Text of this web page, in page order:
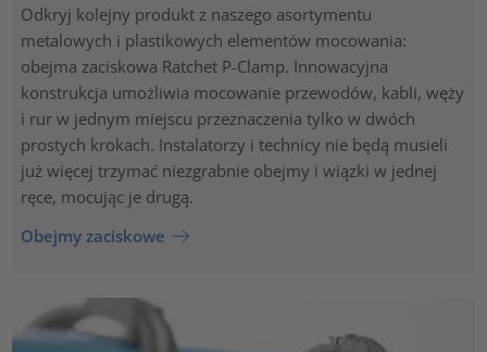
Odkryj kolejny produkt z naszego asortymentu
metalowych i plastikowych elementów mocowania:
obejma zaciskowa Ratchet P-Clamp. Innowacyjna
konstrukcja umożliwia mocowanie przewodów, kabli, węży
i rur w jednym miejscu przeznaczenia tylko w dwóch
prostych krokach. Instalatorzy i technicy nie będą musieli
już więcej trzymać niezgrabnie obejmy i wiązki w jednej
ręce, mocując je drugą.
Obejmy zaciskowe